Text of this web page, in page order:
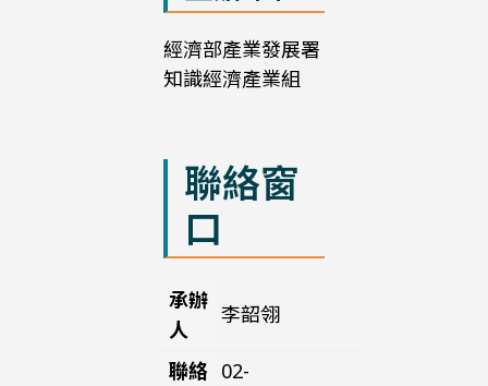
經濟部產業發展署
知識經濟產業組
聯絡窗
口
承辦
人
李韶翎
聯絡 02-